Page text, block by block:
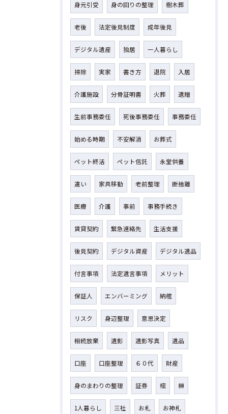
身元引受 身の回りの整理 樹木葬
老後 法定後見制度 成年後見
デジタル遺産 独居 一人暮らし
掃除 実家 書き方 退院 入居
介護施設 分骨証明書 火葬 遺贈
生前事務委任 死後事務委任 事務委任
始める時期 不安解消 お葬式
ペット終活 ペット信託 永堂供養
違い 家具移動 老前整理 断捨離
医療 介護 事前 事務手続き
賃貸契約 緊急連絡先 生活支援
後見契約 デジタル資産 デジタル遺品
付言事項 法定遺言事項 メリット
保証人 エンバーミング 納棺
リスク 身辺整理 意思決定
相続放棄 遺影 遺影写真 遺品
口座 口座整理 ６０代 財産
身のまわりの整理 証券 樒 榊
1人暮らし 三社 お札 お神札